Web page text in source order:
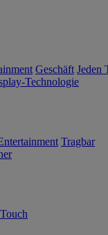
Geschäft Jeden
Technologie
Tragbar